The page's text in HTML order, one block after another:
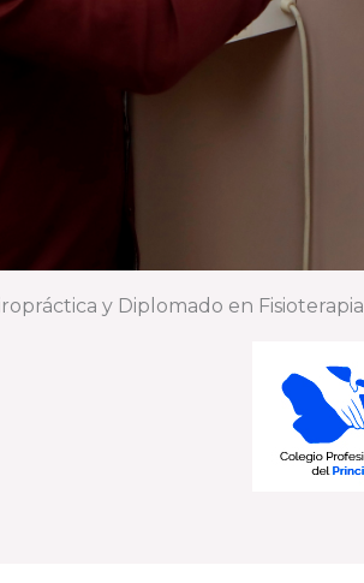
y Diplomado en Fisioterapia